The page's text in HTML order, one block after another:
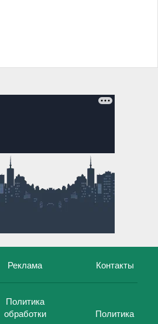
Реклама Контакты
Политика
обработки
Политика